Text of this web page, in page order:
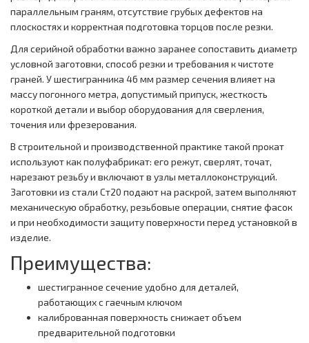
параллельным граням, отсутствие грубых дефектов на
плоскостях и корректная подготовка торцов после резки.
Для серийной обработки важно заранее сопоставить диаметр
условной заготовки, способ резки и требования к чистоте
граней. У шестигранника 46 мм размер сечения влияет на
массу погонного метра, допустимый припуск, жесткость
короткой детали и выбор оборудования для сверления,
точения или фрезерования.
В строительной и производственной практике такой прокат
используют как полуфабрикат: его режут, сверлят, точат,
нарезают резьбу и включают в узлы металлоконструкций.
Заготовки из стали Ст20 подают на раскрой, затем выполняют
механическую обработку, резьбовые операции, снятие фасок
и при необходимости защиту поверхности перед установкой в
изделие.
Преимущества:
шестигранное сечение удобно для деталей,
работающих с гаечным ключом
калиброванная поверхность снижает объем
предварительной подготовки